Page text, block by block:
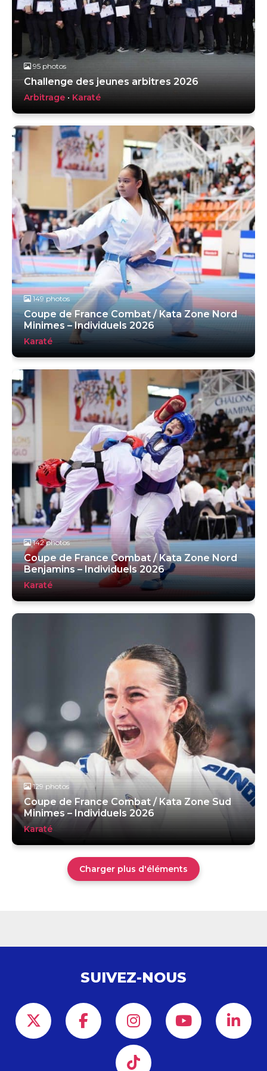
95 photos
Challenge des jeunes arbitres 2026
Arbitrage • Karaté
149 photos
Coupe de France Combat / Kata Zone Nord
Minimes – Individuels 2026
Karaté
142 photos
Coupe de France Combat / Kata Zone Nord
Benjamins – Individuels 2026
Karaté
129 photos
Coupe de France Combat / Kata Zone Sud
Minimes – Individuels 2026
Karaté
Charger plus d'éléments
SUIVEZ-NOUS